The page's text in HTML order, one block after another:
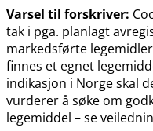
Varsel til forskriver:
tak i pga. planlagt
markedsførte
finnes et egnet
indikasjon i Norge skal
vurderer å søke om
legemiddel – se